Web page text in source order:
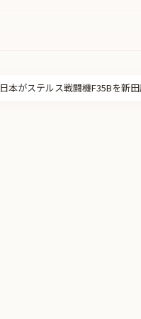
日本がステルス戦闘機F35Bを新